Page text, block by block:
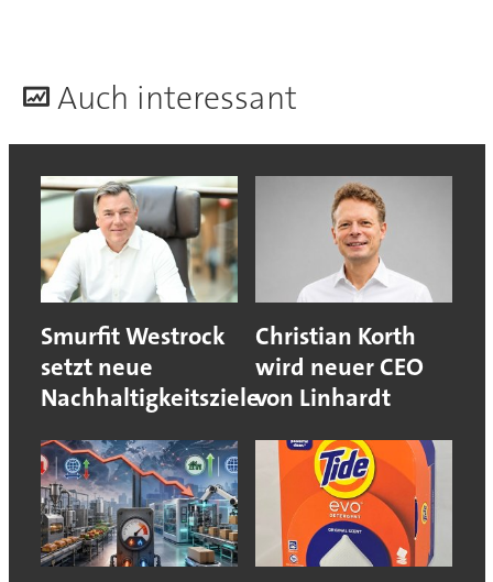
Auch interessant
Smurfit Westrock
setzt neue
Nachhaltigkeitsziele
Christian Korth
wird neuer CEO
von Linhardt